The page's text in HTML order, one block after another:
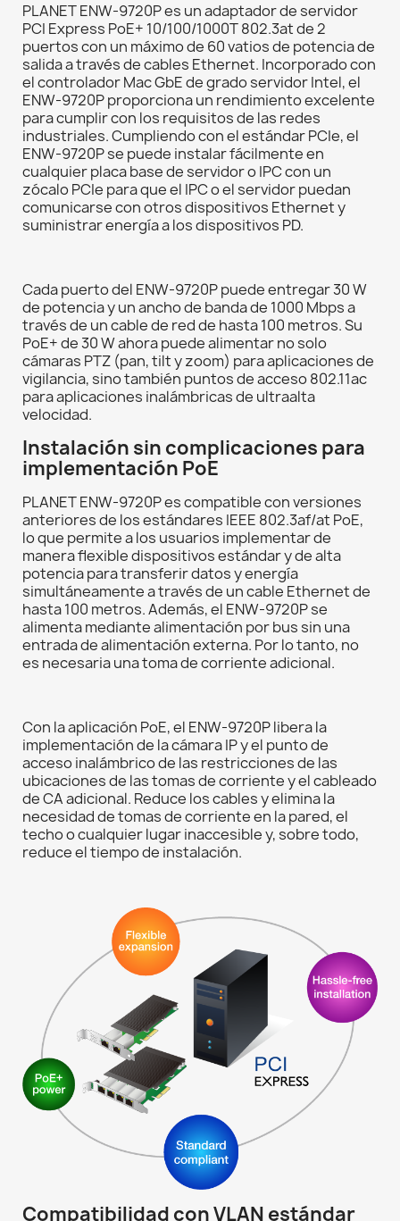
PLANET ENW-9720P es un adaptador de servidor
PCI Express PoE+ 10/100/1000T 802.3at de 2
puertos con un máximo de 60 vatios de potencia de
salida a través de cables Ethernet. Incorporado con
el controlador Mac GbE de grado servidor Intel, el
ENW-9720P proporciona un rendimiento excelente
para cumplir con los requisitos de las redes
industriales. Cumpliendo con el estándar PCIe, el
ENW-9720P se puede instalar fácilmente en
cualquier placa base de servidor o IPC con un
zócalo PCIe para que el IPC o el servidor puedan
comunicarse con otros dispositivos Ethernet y
suministrar energía a los dispositivos PD.
Cada puerto del ENW-9720P puede entregar 30 W
de potencia y un ancho de banda de 1000 Mbps a
través de un cable de red de hasta 100 metros. Su
PoE+ de 30 W ahora puede alimentar no solo
cámaras PTZ (pan, tilt y zoom) para aplicaciones de
vigilancia, sino también puntos de acceso 802.11ac
para aplicaciones inalámbricas de ultraalta
velocidad.
Instalación sin complicaciones para
implementación PoE
PLANET ENW-9720P es compatible con versiones
anteriores de los estándares IEEE 802.3af/at PoE,
lo que permite a los usuarios implementar de
manera flexible dispositivos estándar y de alta
potencia para transferir datos y energía
simultáneamente a través de un cable Ethernet de
hasta 100 metros. Además, el ENW-9720P se
alimenta mediante alimentación por bus sin una
entrada de alimentación externa. Por lo tanto, no
es necesaria una toma de corriente adicional.
Con la aplicación PoE, el ENW-9720P libera la
implementación de la cámara IP y el punto de
acceso inalámbrico de las restricciones de las
ubicaciones de las tomas de corriente y el cableado
de CA adicional. Reduce los cables y elimina la
necesidad de tomas de corriente en la pared, el
techo o cualquier lugar inaccesible y, sobre todo,
reduce el tiempo de instalación.
Compatibilidad con VLAN estándar